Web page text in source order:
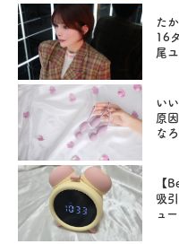
た
16
尾
い
原
な
【
吸
ュー